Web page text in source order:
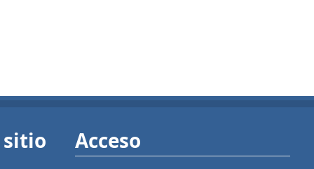
Acceso